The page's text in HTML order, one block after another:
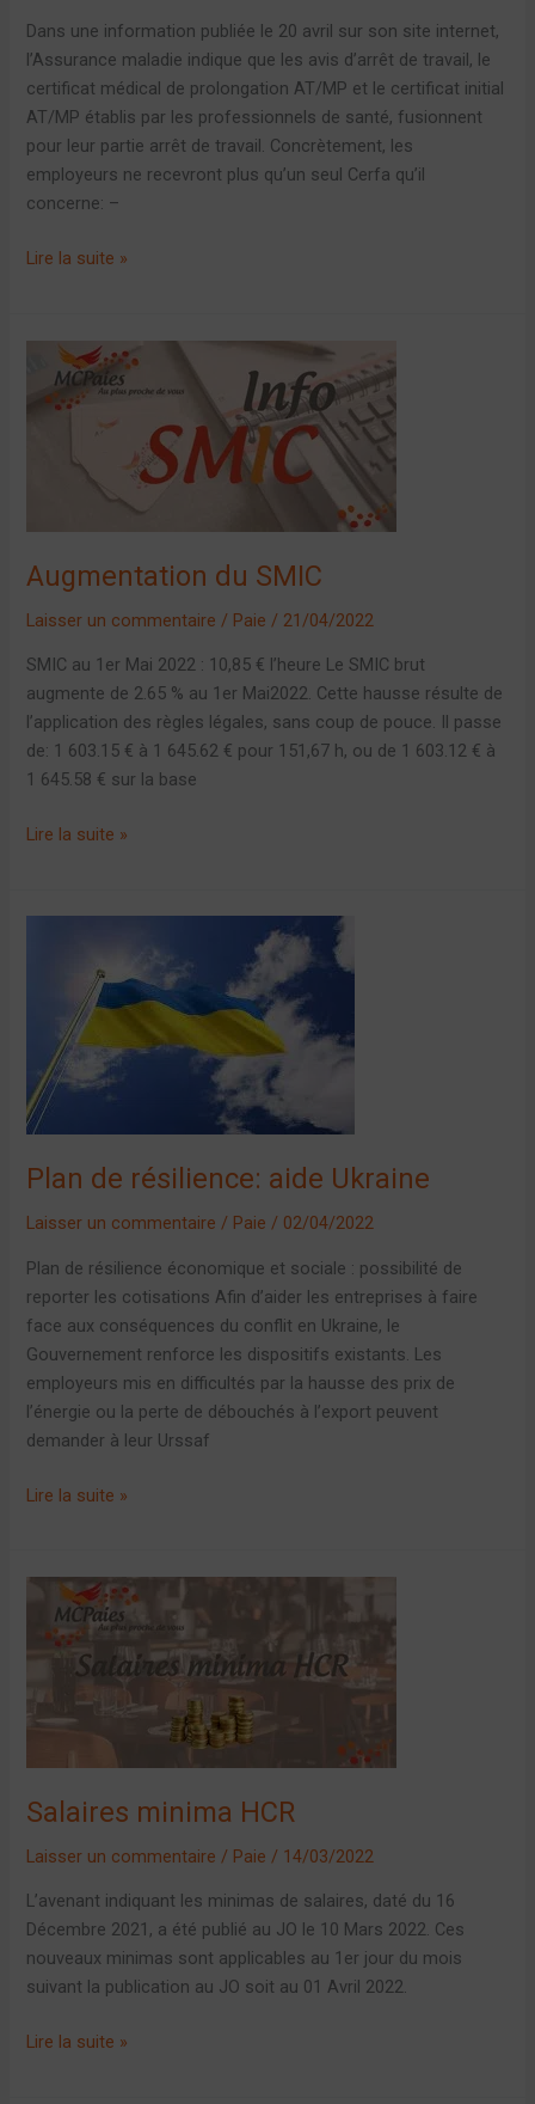
Dans une information publiée le 20 avril sur son site internet,
l’Assurance maladie indique que les avis d’arrêt de travail, le
certificat médical de prolongation AT/MP et le certificat initial
AT/MP établis par les professionnels de santé, fusionnent
pour leur partie arrêt de travail. Concrètement, les
employeurs ne recevront plus qu’un seul Cerfa qu’il
concerne: –
Lire la suite »
Augmentation du SMIC
Laisser un commentaire / Paie / 21/04/2022
SMIC au 1er Mai 2022 : 10,85 € l’heure Le SMIC brut
augmente de 2.65 % au 1er Mai2022. Cette hausse résulte de
l’application des règles légales, sans coup de pouce. Il passe
de: 1 603.15 € à 1 645.62 € pour 151,67 h, ou de 1 603.12 € à
1 645.58 € sur la base
Augmentation
SMIC
Lire la suite »
Plan de résilience: aide Ukraine
Laisser un commentaire / Paie / 02/04/2022
Plan de résilience économique et sociale : possibilité de
reporter les cotisations Afin d’aider les entreprises à faire
face aux conséquences du conflit en Ukraine, le
Gouvernement renforce les dispositifs existants. Les
employeurs mis en difficultés par la hausse des prix de
l’énergie ou la perte de débouchés à l’export peuvent
demander à leur Urssaf
résilience:
Ukraine
Lire la suite »
Salaires minima HCR
Laisser un commentaire / Paie / 14/03/2022
L’avenant indiquant les minimas de salaires, daté du 16
Décembre 2021, a été publié au JO le 10 Mars 2022. Ces
nouveaux minimas sont applicables au 1er jour du mois
suivant la publication au JO soit au 01 Avril 2022.
Salaires
minima
HCR
Lire la suite »